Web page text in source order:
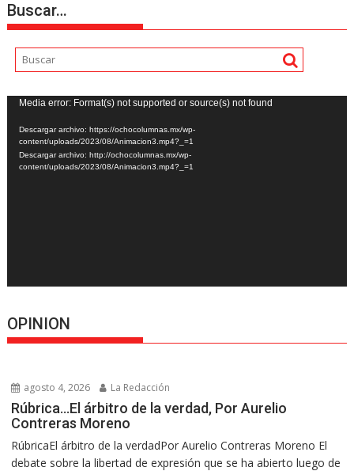
Buscar…
Reproductor
de
vídeo
Media error: Format(s) not supported or source(s) not found
Descargar archivo: https://ochocolumnas.mx/wp-
content/uploads/2023/08/Animacion3.mp4?_=1
Descargar archivo: http://ochocolumnas.mx/wp-
content/uploads/2023/08/Animacion3.mp4?_=1
OPINION
agosto 4, 2026 La Redacción
Rúbrica…El árbitro de la verdad, Por Aurelio
Contreras Moreno
RúbricaEl árbitro de la verdadPor Aurelio Contreras Moreno El
debate sobre la libertad de expresión que se ha abierto luego de